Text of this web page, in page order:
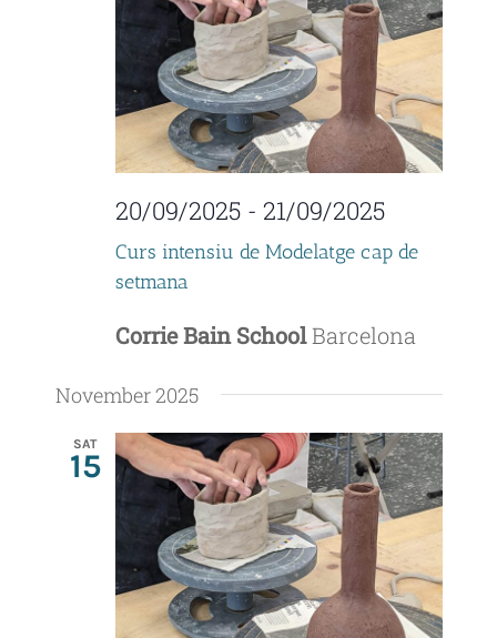
t
s
S
e
r
h
n
d
V
i
e
i
w
s
t
i
o
n
20/09/2025 - 21/09/2025
Curs intensiu de Modelatge cap de
setmana
Corrie Bain SchoolBarcelona
November 2025
SAT
15